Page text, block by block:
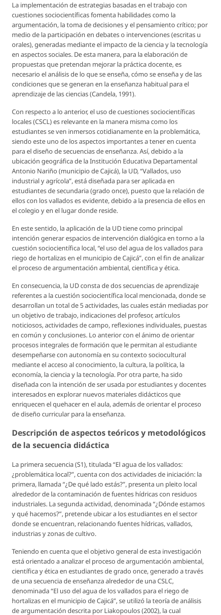
La implementación de estrategias basadas en el trabajo con
cuestiones sociocientíficas fomenta habilidades como la
argumentación, la toma de decisiones y el pensamiento crítico; por
medio de la participación en debates o intervenciones (escritas u
orales), generadas mediante el impacto de la ciencia y la tecnología
en aspectos sociales. De esta manera, para la elaboración de
propuestas que pretendan mejorar la práctica docente, es
necesario el análisis de lo que se enseña, cómo se enseña y de las
condiciones que se generan en la enseñanza habitual para el
aprendizaje de las ciencias (Candela, 1991).
Con respecto a lo anterior, el uso de cuestiones sociocientíficas
locales (CSCL) es relevante en la manera misma como los
estudiantes se ven inmersos cotidianamente en la problemática,
siendo este uno de los aspectos importantes a tener en cuenta
para el diseño de secuencias de enseñanza. Así, debido a la
ubicación geográfica de la Institución Educativa Departamental
Antonio Nariño (municipio de Cajicá), la UD, “Vallados, uso
industrial y agrícola”, está diseñada para ser aplicada en
estudiantes de secundaria (grado once), puesto que la relación de
ellos con los vallados es evidente, debido a la presencia de ellos en
el colegio y en el lugar donde reside.
En este sentido, la aplicación de la UD tiene como principal
intención generar espacios de intervención dialógica en torno a la
cuestión sociocientífica local, “el uso del agua de los vallados para
riego de hortalizas en el municipio de Cajicá”, con el fin de analizar
el proceso de argumentación ambiental, científica y ética.
En consecuencia, la UD consta de dos secuencias de aprendizaje
referentes a la cuestión sociocientífica local mencionada, donde se
desarrollan un total de 5 actividades, las cuales están mediadas por
un objetivo de trabajo, indicaciones del profesor, artículos
noticiosos, actividades de campo, reflexiones individuales, puestas
en común y conclusiones. Lo anterior con el ánimo de orientar
procesos integrales de formación que le permitan al estudiante
desempeñarse con autonomía en su contexto sociocultural
mediante el acceso al conocimiento, la cultura, la política, la
economía, la ciencia y la tecnología. Por otra parte, ha sido
diseñada con la intención de ser usada por estudiantes y docentes
interesados en explorar nuevos materiales didácticos que
enriquecen el quehacer en el aula, además de orientar el proceso
de diseño curricular para la enseñanza.
Descripción de aspectos teóricos y metodológicos
de la secuencia didáctica
La primera secuencia (S1), titulada “El agua de los vallados:
¿problemática local?”, cuenta con dos actividades de iniciación: la
primera, llamada “¿De qué lado estás?”, presenta un pleito local
alrededor de la contaminación de fuentes hídricas con residuos
industriales. La segunda actividad, denominada “¿Dónde estamos
y qué hacemos?”, pretende ubicar a los estudiantes en el sector
donde se encuentran, relacionando fuentes hídricas, vallados,
industrias y zonas de cultivo.
Teniendo en cuenta que el objetivo general de esta investigación
está orientado a analizar el proceso de argumentación ambiental,
científica y ética en estudiantes de grado once, generado a través
de una secuencia de enseñanza alrededor de una CSLC,
denominada “El uso del agua de los vallados para el riego de
hortalizas en el municipio de Cajicá”, se utilizó la teoría de análisis
de argumentación descrita por Liakopoulos (2002), la cual